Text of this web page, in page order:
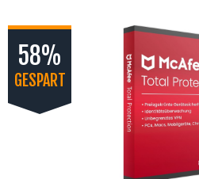
58%
GESPART